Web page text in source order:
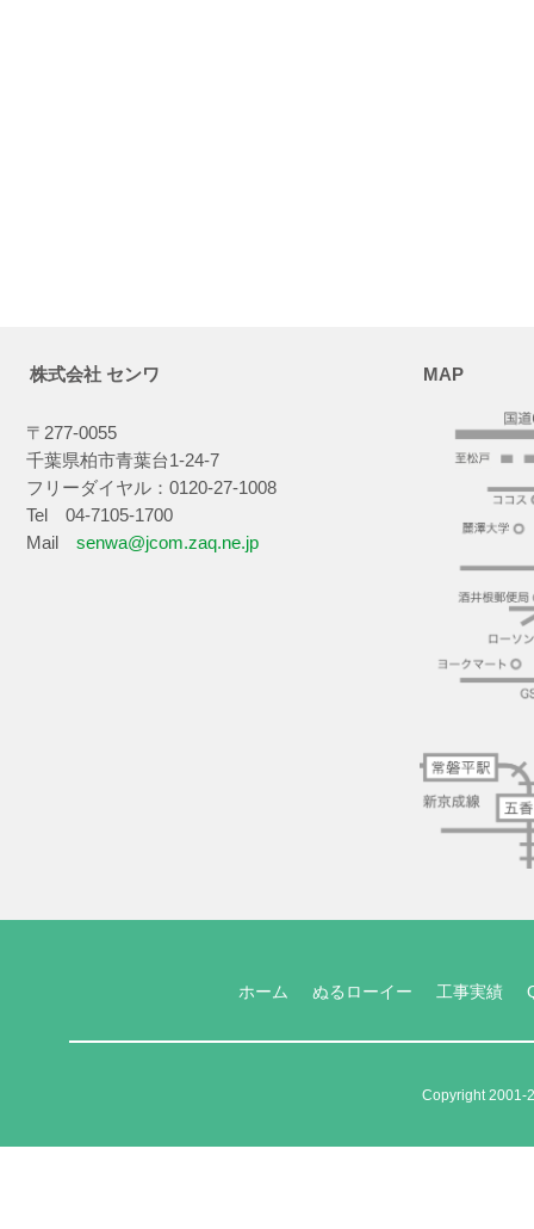
株式会社 センワ
〒277-0055
千葉県柏市青葉台1-24-7
フリーダイヤル：0120-27-1008
Tel 04-7105-1700
Mail senwa@jcom.zaq.ne.jp
MAP
ホーム ぬるローイー 工事実績
Copyright 2001-